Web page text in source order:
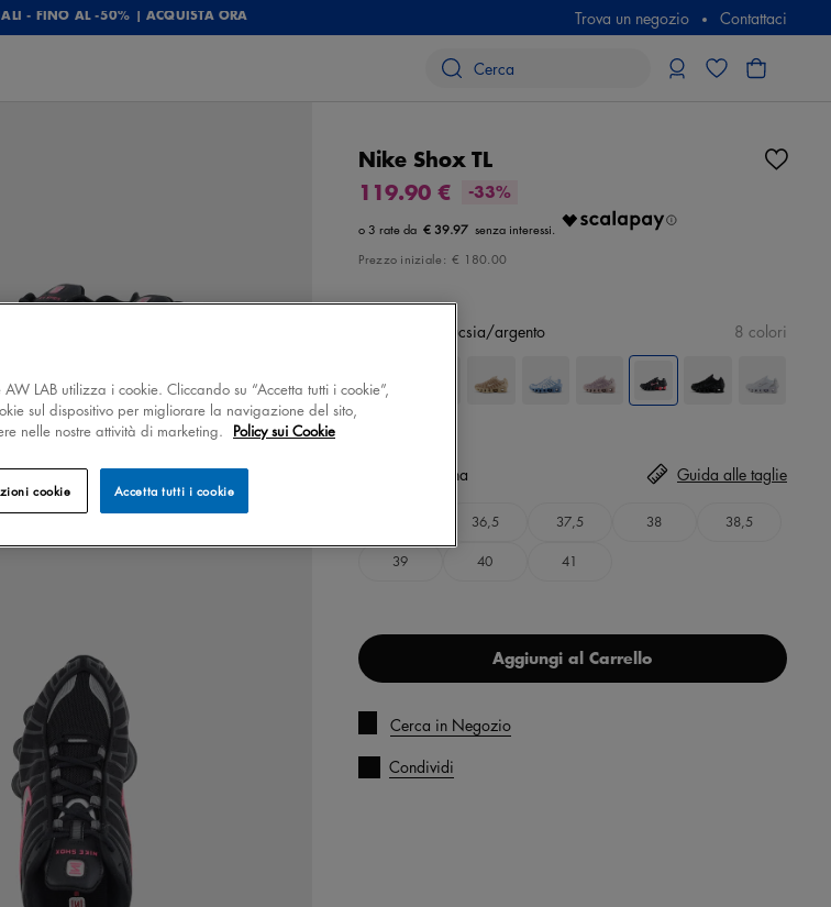
- FINO AL -50% | ACQUISTA ORA Trova un negozio Contattaci
Nike Shox TL
119.90 €
-33%
€ 39.97
Prezzo iniziale: € 180.00
nero/fucsia/argento 8 colori
Seleziona
36,5 37,5 38 38,5
39 40 41
Guida alle taglie
Aggiungi al Carrello
Cerca in Negozio
Condividi
LAB utilizza i cookie. Cliccando su “Accetta tutti i cookie”,
sul dispositivo per migliorare la navigazione del sito,
nelle nostre attività di marketing. Policy sui Cookie
Accetta tutti i cookie
cookie